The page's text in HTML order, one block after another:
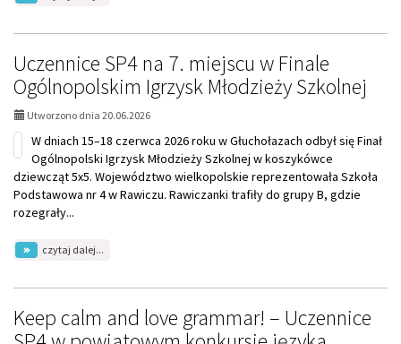
dni
pełne
wrażeń
w
Karkonoszach
Uczennice SP4 na 7. miejscu w Finale
Ogólnopolskim Igrzysk Młodzieży Szkolnej
Utworzono dnia 20.06.2026
W dniach 15–18 czerwca 2026 roku w Głuchołazach odbył się Finał
Ogólnopolski Igrzysk Młodzieży Szkolnej w koszykówce
dziewcząt 5x5. Województwo wielkopolskie reprezentowała Szkoła
Podstawowa nr 4 w Rawiczu. Rawiczanki trafiły do grupy B, gdzie
rozegrały...
czytaj dalej...
SP4
7.
miejscu
Keep calm and love grammar! – Uczennice